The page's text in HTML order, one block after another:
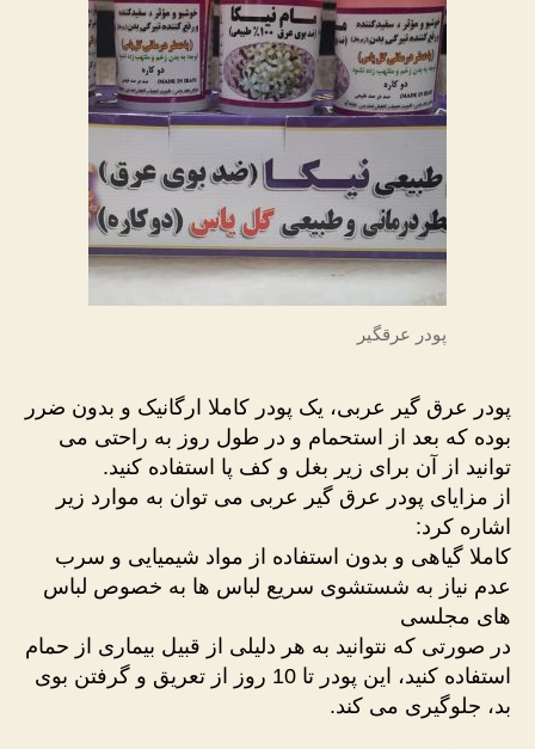
پودر عرقگیر
پودر عرق گیر عربی، یک پودر کاملا ارگانیک و بدون ضرر
بوده که بعد از استحمام و در طول روز به راحتی می
توانید از آن برای زیر بغل و کف پا استفاده کنید.
از مزایای پودر عرق گیر عربی می توان به موارد زیر
اشاره کرد:
کاملا گیاهی و بدون استفاده از مواد شیمیایی و سرب
عدم نیاز به شستشوی سریع لباس ها به خصوص لباس
های مجلسی
در صورتی که نتوانید به هر دلیلی از قبیل بیماری از حمام
استفاده کنید، این پودر تا 10 روز از تعریق و گرفتن بوی
بد، جلوگیری می کند.